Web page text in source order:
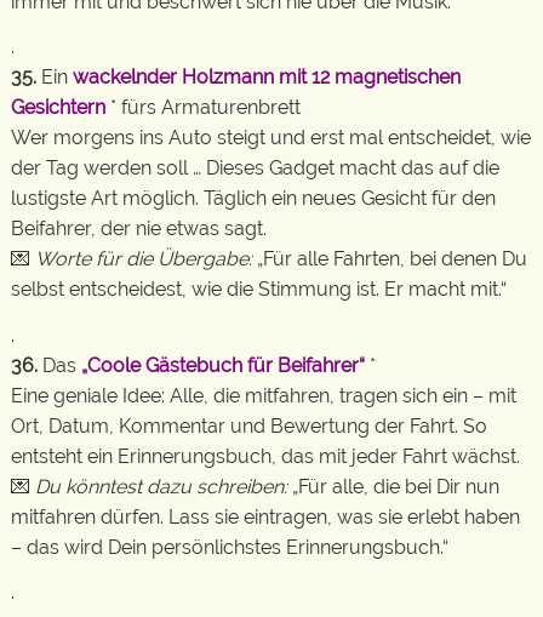
.
35. Ein wackelnder Holzmann mit 12 magnetischen
Gesichtern * fürs Armaturenbrett
Wer morgens ins Auto steigt und erst mal entscheidet, wie
der Tag werden soll … Dieses Gadget macht das auf die
lustigste Art möglich. Täglich ein neues Gesicht für den
Beifahrer, der nie etwas sagt.
💌 Worte für die Übergabe:„Für alle Fahrten, bei denen Du
selbst entscheidest, wie die Stimmung ist. Er macht mit.“
.
36. Das „Coole Gästebuch für Beifahrer“ *
Eine geniale Idee: Alle, die mitfahren, tragen sich ein – mit
Ort, Datum, Kommentar und Bewertung der Fahrt. So
entsteht ein Erinnerungsbuch, das mit jeder Fahrt wächst.
💌 Du könntest dazu schreiben:„Für alle, die bei Dir nun
mitfahren dürfen. Lass sie eintragen, was sie erlebt haben
– das wird Dein persönlichstes Erinnerungsbuch.“
.